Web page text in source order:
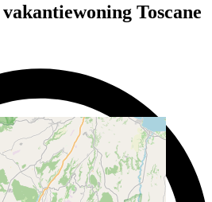
Toscane